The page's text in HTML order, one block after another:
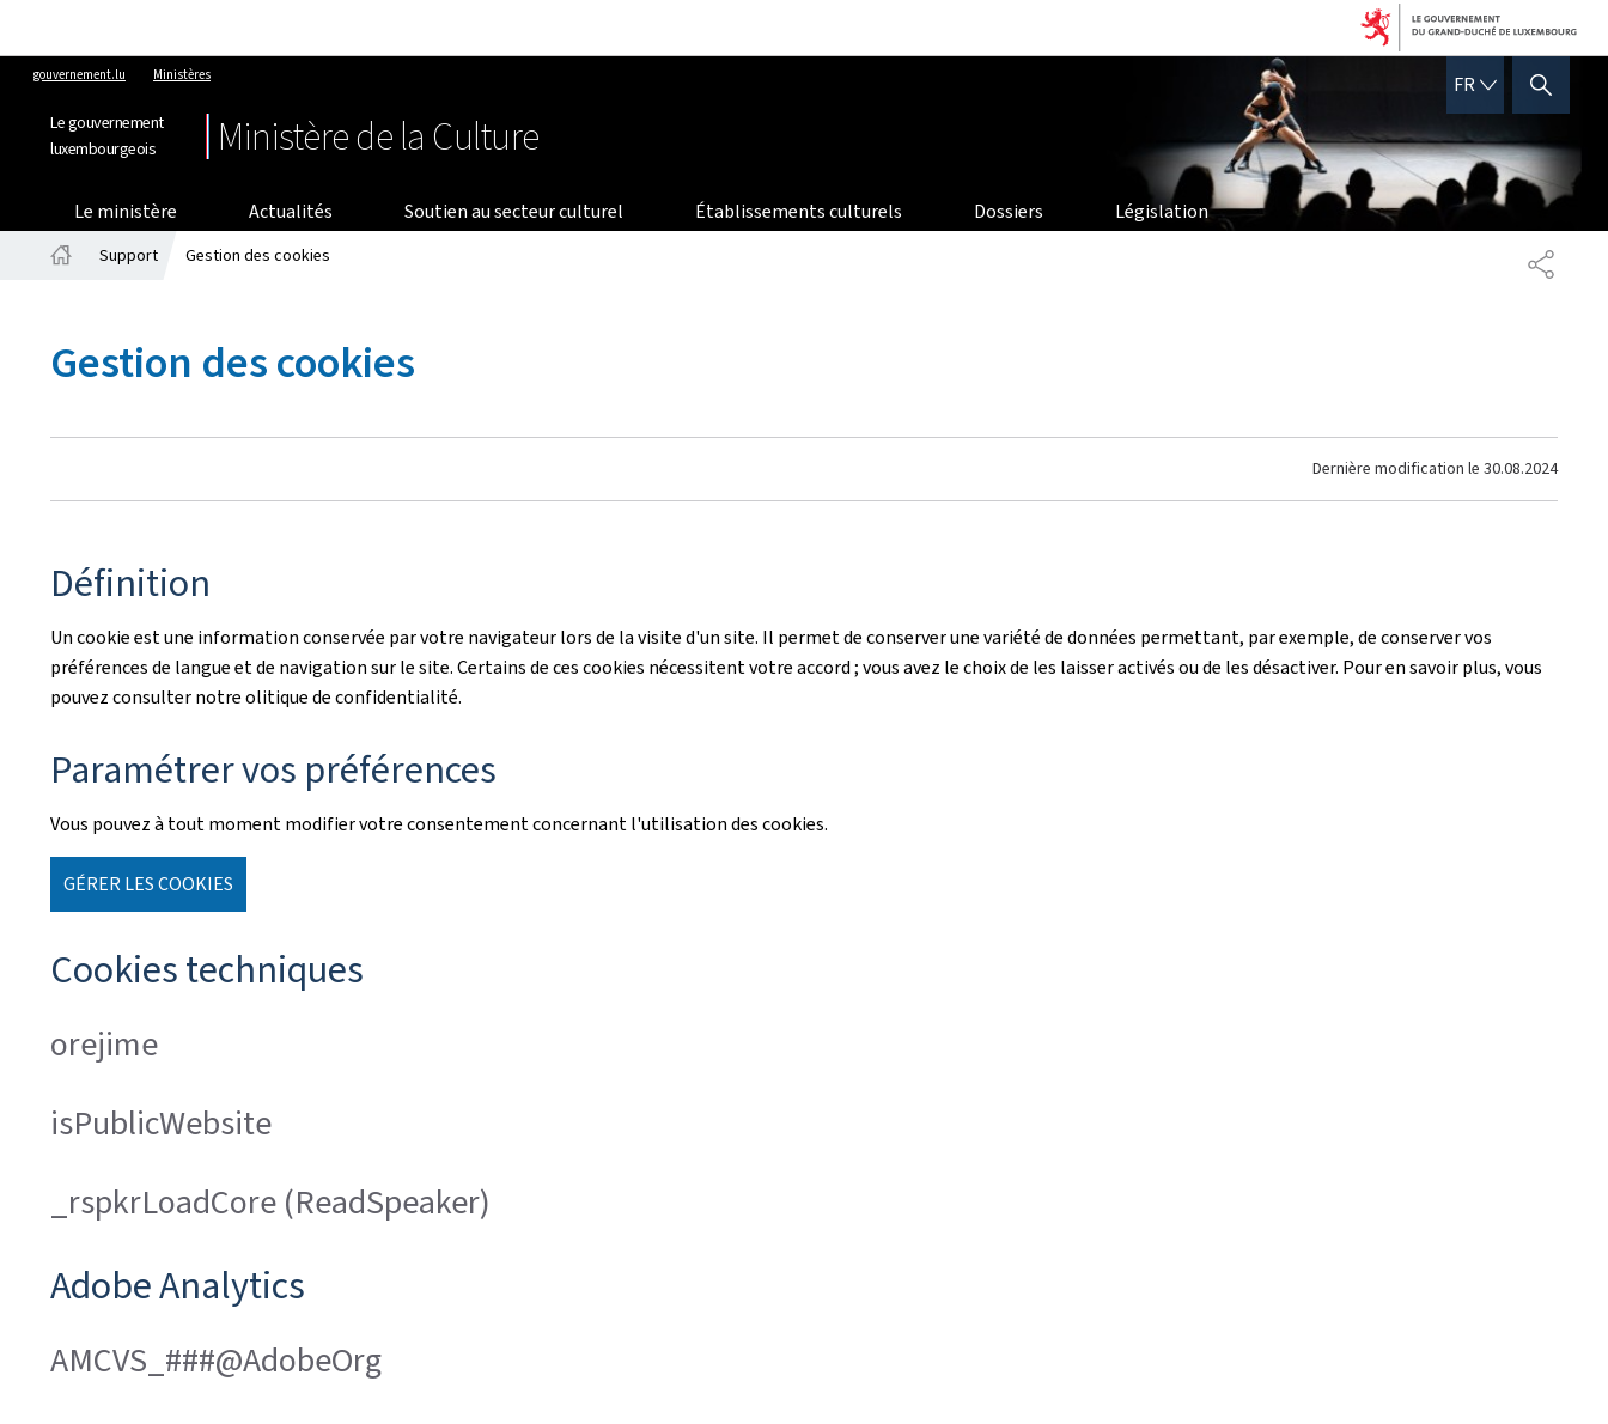
gouvernement.lu Ministères
Le gouvernement
luxembourgeois
Ministère de la Culture
FRFRANÇAIS
AFFICHER / MASQUER
Le ministère Actualités Soutien au secteur culturel Établissements culturels Dossiers
Législation
Support Gestion des cookies
Gestion des cookies
Dernière modification le 30.08.2024
Définition
Un cookie est une information conservée par votre navigateur lors de la visite d'un site. Il permet de conserver une variété de données permettant, par exemple, de conserver vos
préférences de langue et de navigation sur le site. Certains de ces cookies nécessitent votre accord ; vous avez le choix de les laisser activés ou de les désactiver. Pour en savoir plus, vous
pouvez consulter notre olitique de confidentialité.
Paramétrer vos préférences
Vous pouvez à tout moment modifier votre consentement concernant l'utilisation des cookies.
GÉRER LES COOKIES
Cookies techniques
orejime
isPublicWebsite
_rspkrLoadCore (ReadSpeaker)
Adobe Analytics
AMCVS_###@AdobeOrg